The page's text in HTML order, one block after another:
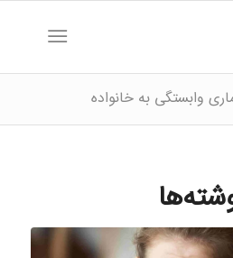
وابستگی به خانواده